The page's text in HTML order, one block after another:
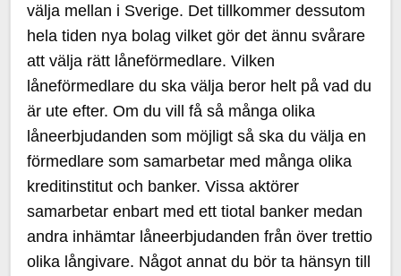
välja mellan i Sverige. Det tillkommer dessutom
hela tiden nya bolag vilket gör det ännu svårare
att välja rätt låneförmedlare. Vilken
låneförmedlare du ska välja beror helt på vad du
är ute efter. Om du vill få så många olika
låneerbjudanden som möjligt så ska du välja en
förmedlare som samarbetar med många olika
kreditinstitut och banker. Vissa aktörer
samarbetar enbart med ett tiotal banker medan
andra inhämtar låneerbjudanden från över trettio
olika långivare. Något annat du bör ta hänsyn till